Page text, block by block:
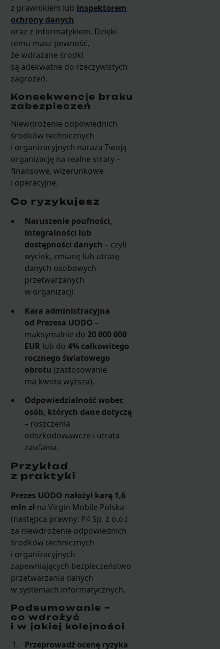
z prawnikiem lub inspektorem
ochrony danych
oraz z informatykiem. Dzięki
temu masz pewność,
że wdrażane środki
są adekwatne do rzeczywistych
zagrożeń.
Konsekwencje braku
zabezpieczeń
Niewdrożenie odpowiednich
środków technicznych
i organizacyjnych naraża Twoją
organizację na realne straty –
finansowe, wizerunkowe
i operacyjne.
Co ryzykujesz
Naruszenie poufności,
integralności lub
dostępności danych – czyli
wyciek, zmianę lub utratę
danych osobowych
przetwarzanych
w organizacji.
Kara administracyjna
od Prezesa UODO –
maksymalnie do 20 000 000
EUR lub do4% całkowitego
rocznego światowego
obrotu (zastosowanie
ma kwota wyższa).
Odpowiedzialność wobec
osób, których dane dotyczą
– roszczenia
odszkodowawcze i utrata
zaufania.
Przykład
z praktyki
Prezes UODO nałożył karę 1,6
mln złna Virgin Mobile Polska
(następca prawny: P4 Sp. z o.o.)
za niewdrożenie odpowiednich
środków technicznych
i organizacyjnych
zapewniających bezpieczeństwo
przetwarzania danych
w systemach informatycznych.
Podsumowanie –
co wdrożyć
i w jakiej kolejności
Przeprowadź ocenę ryzyka